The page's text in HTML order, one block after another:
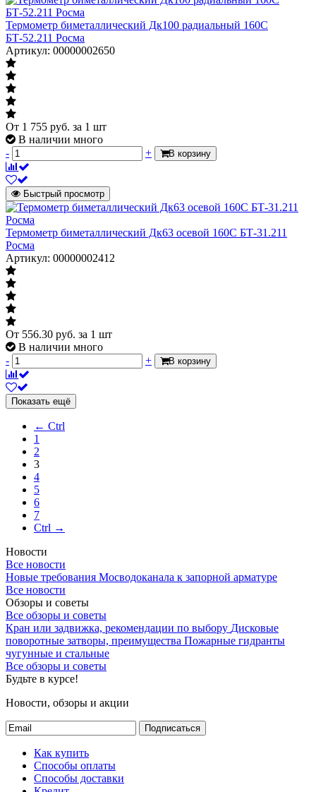
Термометр биметаллический Дк100 радиальный 160С
БТ-52.211 Росма
Артикул: 00000002650
От 1 755 руб. за 1 шт
В наличии много
-
+ В корзину
Быстрый просмотр
Термометр биметаллический Дк63 осевой 160С БТ-31.211
Росма
Артикул: 00000002412
От 556.30 руб. за 1 шт
В наличии много
-
+ В корзину
Показать ещё
← Ctrl
1
2
3
4
5
6
7
Ctrl →
Новости
Все новости
Новые требования Мосводоканала к запорной арматуре
Все новости
Обзоры и советы
Все обзоры и советы
Кран или задвижка, рекомендации по выбору Дисковые
поворотные затворы, преимущества Пожарные гидранты
чугунные и стальные
Все обзоры и советы
Будьте в курсе!
Новости, обзоры и акции
Подписаться
Как купить
Способы оплаты
Способы доставки